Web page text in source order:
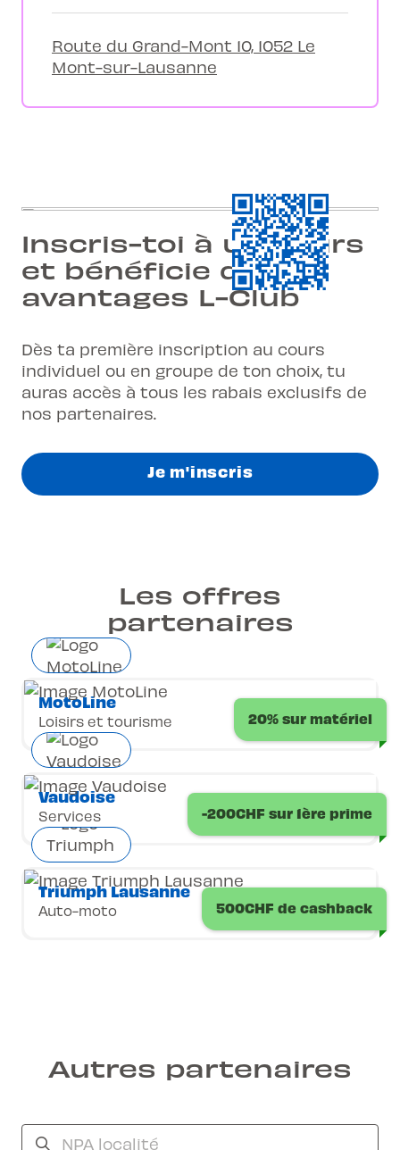
Route du Grand-Mont 10, 1052 Le
Mont-sur-Lausanne
Inscris-toi à un cours
et bénéficie des
avantages L-Club
Dès ta première inscription au cours
individuel ou en groupe de ton choix, tu
auras accès à tous les rabais exclusifs de
nos partenaires.
Je m'inscris
Les offres
partenaires
20% sur matériel
MotoLine
Loisirs et tourisme
-200CHF sur 1ère prime
Vaudoise
Services
500CHF de cashback
Triumph Lausanne
Auto-moto
Autres partenaires